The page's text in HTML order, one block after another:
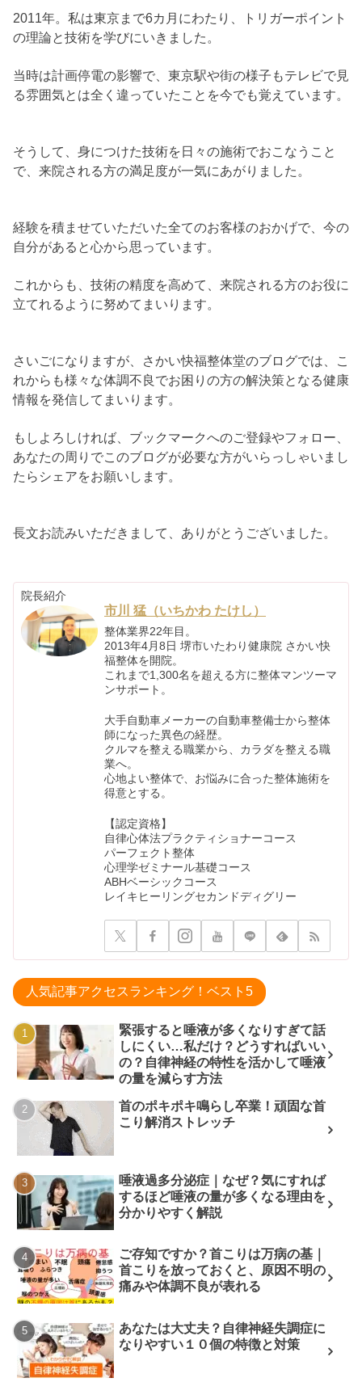
2011年。私は東京まで6カ月にわたり、トリガーポイント
の理論と技術を学びにいきました。
当時は計画停電の影響で、東京駅や街の様子もテレビで見
る雰囲気とは全く違っていたことを今でも覚えています。
そうして、身につけた技術を日々の施術でおこなうこと
で、来院される方の満足度が一気にあがりました。
経験を積ませていただいた全てのお客様のおかげで、今の
自分があると心から思っています。
これからも、技術の精度を高めて、来院される方のお役に
立てれるように努めてまいります。
さいごになりますが、さかい快福整体堂のブログでは、こ
れからも様々な体調不良でお困りの方の解決策となる健康
情報を発信してまいります。
もしよろしければ、ブックマークへのご登録やフォロー、
あなたの周りでこのブログが必要な方がいらっしゃいまし
たらシェアをお願いします。
長文お読みいただきまして、ありがとうございました。
院長紹介
市川 猛（いちかわ たけし）
整体業界22年目。
2013年4月8日 堺市いたわり健康院 さかい快
福整体を開院。
これまで1,300名を超える方に整体マンツーマ
ンサポート。
大手自動車メーカーの自動車整備士から整体
師になった異色の経歴。
クルマを整える職業から、カラダを整える職
業へ。
心地よい整体で、お悩みに合った整体施術を
得意とする。
【認定資格】
自律心体法プラクティショナーコース
パーフェクト整体
心理学ゼミナール基礎コース
ABHベーシックコース
レイキヒーリングセカンドディグリー
人気記事アクセスランキング！ベスト5
緊張すると唾液が多くなりすぎて話
しにくい…私だけ？どうすればいい
の？自律神経の特性を活かして唾液
の量を減らす方法
首のポキポキ鳴らし卒業！頑固な首
こり解消ストレッチ
唾液過多分泌症｜なぜ？気にすれば
するほど唾液の量が多くなる理由を
分かりやすく解説
ご存知ですか？首こりは万病の基｜
首こりを放っておくと、原因不明の
痛みや体調不良が表れる
あなたは大丈夫？自律神経失調症に
なりやすい１０個の特徴と対策